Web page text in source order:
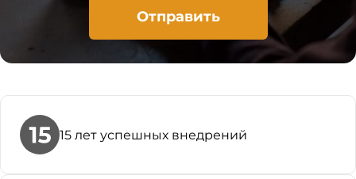
Отправить
15 лет успешных внедрений